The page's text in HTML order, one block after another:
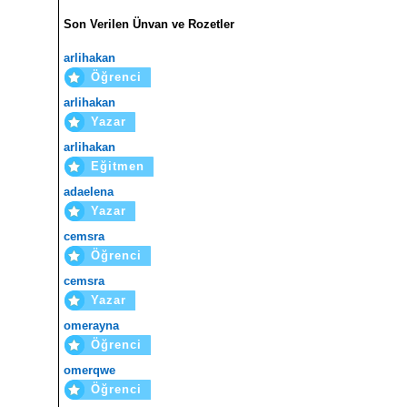
Son Verilen Ünvan ve Rozetler
arlihakan
Öğrenci
arlihakan
Yazar
arlihakan
Eğitmen
adaelena
Yazar
cemsra
Öğrenci
cemsra
Yazar
omerayna
Öğrenci
omerqwe
Öğrenci